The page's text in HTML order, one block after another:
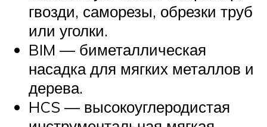
гвозди, саморезы, обрезки труб
или уголки.
BIM — биметаллическая
насадка для мягких металлов и
дерева.
HCS — высокоуглеродистая